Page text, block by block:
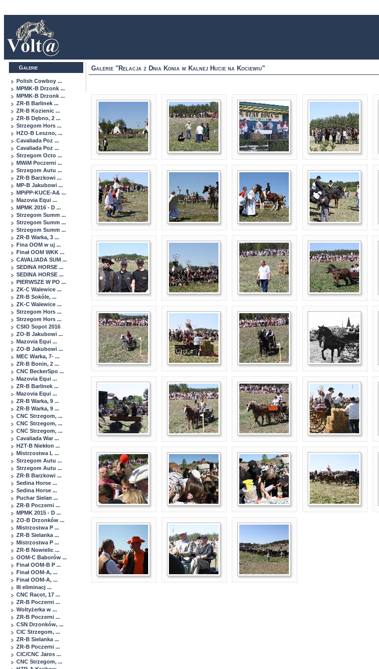
Galerie
Polish Cowboy ...
MPMK-B Drzonk ...
MPMK-B Drzonk ...
ZR-B Barlinek ...
ZR-B Kozienic ...
ZR-B Dębno, 2 ...
Strzegom Hors ...
HZO-B Leszno, ...
Cavaliada Poz ...
Cavaliada Poz ...
Strzegom Octo ...
MWiM Poczerni ...
Strzegom Autu ...
ZR-B Barzkowi ...
MP-B Jakubowi ...
MPiPP-KUCE-A& ...
Mazovia Equi ...
MPMK 2016 - D ...
Strzegom Summ ...
Strzegom Summ ...
Strzegom Summ ...
ZR-B Warka, 3 ...
Fina OOM w uj ...
Finał OOM WKK ...
CAVALIADA SUM ...
SEDINA HORSE ...
SEDINA HORSE ...
PIERWSZE W PO ...
ZK-C Walewice ...
ZR-B Sokóle, ...
ZK-C Walewice ...
Strzegom Hors ...
Strzegom Hors ...
CSIO Sopot 2016
ZO-B Jakubowi ...
Mazovia Equi ...
ZO-B Jakubowi ...
MEC Warka, 7- ...
ZR-B Bonin, 2 ...
CNC BeckerSpo ...
Mazovia Equi ...
ZR-B Barlinek ...
Mazovia Equi ...
ZR-B Warka, 9 ...
ZR-B Warka, 9 ...
CNC Strzegom, ...
CNC Strzegom, ...
CNC Strzegom, ...
Cavaliada War ...
HZT-B Niekłon ...
Mistrzostwa L ...
Strzegom Autu ...
Strzegom Autu ...
ZR-B Barzkowi ...
Sedina Horse ...
Sedina Horse ...
Puchar Sielan ...
ZR-B Poczerni ...
MPMK 2015 - D ...
ZO-B Drzonków ...
Mistrzostwa P ...
ZR-B Sielanka ...
Mistrzostwa P ...
ZR-B Nowielic ...
OOM-C Baborów ...
Finał OOM-B P ...
Finał OOM-A, ...
Finał OOM-A, ...
III eliminacj ...
CNC Racot, 17 ...
ZR-B Poczerni ...
Woltyżerka w ...
ZR-B Poczerni ...
CSN Drzonków, ...
CIC Strzegom, ...
ZR-B Sielanka ...
ZR-B Poczerni ...
CIC/CNC Jaros ...
CNC Strzegom, ...
Galerie "Relacja z Dnia Konia w Kalnej Hucie na Kociewiu"